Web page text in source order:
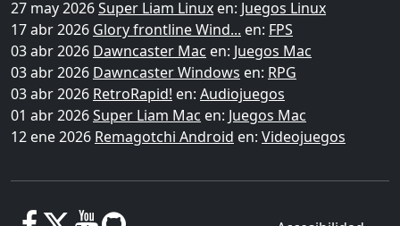
27 may 2026Super Liam Linux en: Juegos Linux
17 abr 2026 Glory frontline Wind... en: FPS
03 abr 2026 Dawncaster Mac en: Juegos Mac
03 abr 2026 Dawncaster Windows en: RPG
03 abr 2026 RetroRapid! en: Audiojuegos
01 abr 2026Super Liam Mac en: Juegos Mac
12 ene 2026 Remagotchi Android en: Videojuegos